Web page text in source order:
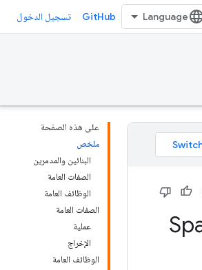
GitHub تسجيل الدخول
على هذه الصفحة
ملخص
البنائين والمدمرين
الصفات العامة
الوظائف العامة
الصفات العامة
عملية
الإخراج
الوظائف العامة